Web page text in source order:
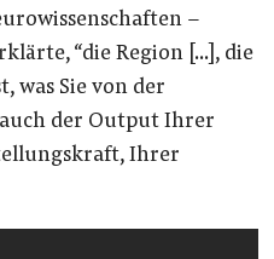
–
“die Region […], die
was Sie von der
der Output Ihrer
Ihrer